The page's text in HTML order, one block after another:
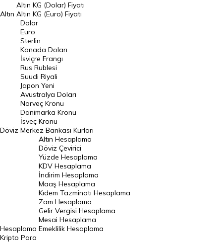
Dolar Kuru
Euro Kuru
Pound Kuru
Frank Kuru
Riyal Kuru
Avustralya Doları
Danimarka Kronu Kuru
Kanada Doları Kuru
Norveç Kronu Kuru
İsveç Kronu Kuru
Japon Yeni Kuru
Serbest Piyasa Döviz Kurları
Merkez Bankası Döviz Kurları
Altın Fiyatları
Altın
Altın KG (Dolar) Fiyatı
Altın KG (Euro) Fiyatı
Döviz
Dolar
Euro
Sterlin
Kanada Doları
İsviçre Frangı
Rus Rublesi
Suudi Riyali
Japon Yeni
Avustralya Doları
Norveç Kronu
Danimarka Kronu
İsveç Kronu
Merkez Bankası Kurlari
Hesaplama
Altın Hesaplama
Döviz Çevirici
Yüzde Hesaplama
KDV Hesaplama
İndirim Hesaplama
Maaş Hesaplama
Kıdem Tazminatı Hesaplama
Zam Hesaplama
Gelir Vergisi Hesaplama
Mesai Hesaplama
Emeklilik Hesaplama
Kripto Para